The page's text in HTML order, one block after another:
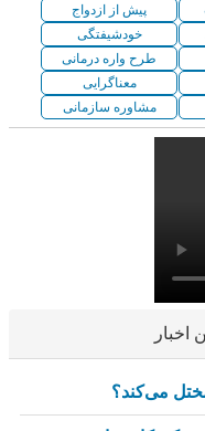
پیش از ازدواج
خودشیفتگی
طرح واره درمانی
معناگرایی
مشاوره سازمانی
اخبار
می‌کند؟